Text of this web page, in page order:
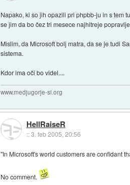
Napako, ki so jih opazili pri phpbb-ju in s tem
se jim da bo čez tri mesece najhitreje
Mislim, da Microsoft bolj matra, da se je tudi
sistema.
Kdor ima oči bo videl....
www.medjugorje-si.org
HellRaiseR
::3. feb 2005, 20:56
"In Microsoft's world customers are confidant
No comment.